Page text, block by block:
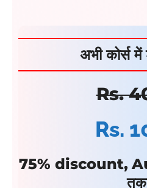
अभीकोर्समें
Rs.
Rs.
75% discount,
तक